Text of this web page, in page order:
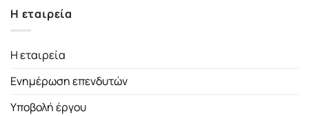
Η εταιρεία
Η εταιρεία
Ενημέρωση επενδυτών
Υποβολή έργου